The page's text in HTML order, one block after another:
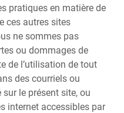
pratiques en matière de
ces autres sites
ne sommes pas
ou dommages de
de l’utilisation de tout
des courriels ou
le présent site, ou
internet accessibles par